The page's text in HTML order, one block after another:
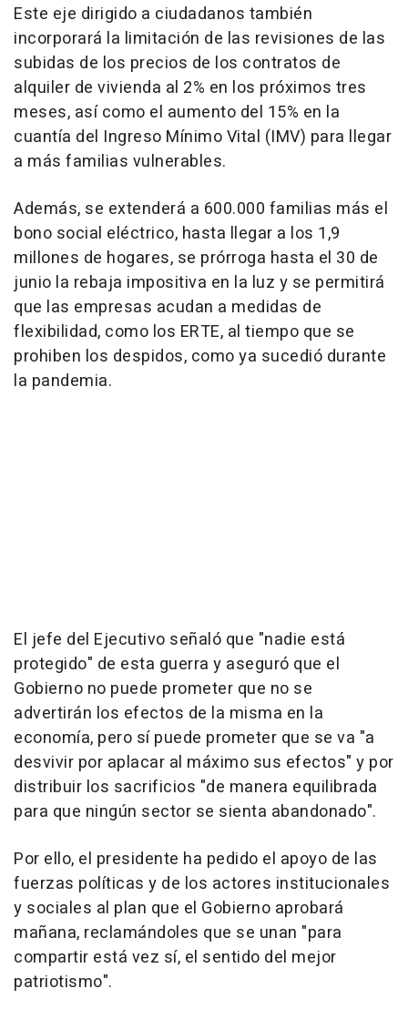
Este eje dirigido a ciudadanos también
incorporará la limitación de las revisiones de las
subidas de los precios de los contratos de
alquiler de vivienda al 2% en los próximos tres
meses, así como el aumento del 15% en la
cuantía del Ingreso Mínimo Vital (IMV) para llegar
a más familias vulnerables.
Además, se extenderá a 600.000 familias más el
bono social eléctrico, hasta llegar a los 1,9
millones de hogares, se prórroga hasta el 30 de
junio la rebaja impositiva en la luz y se permitirá
que las empresas acudan a medidas de
flexibilidad, como los ERTE, al tiempo que se
prohiben los despidos, como ya sucedió durante
la pandemia.
El jefe del Ejecutivo señaló que "nadie está
protegido" de esta guerra y aseguró que el
Gobierno no puede prometer que no se
advertirán los efectos de la misma en la
economía, pero sí puede prometer que se va "a
desvivir por aplacar al máximo sus efectos" y por
distribuir los sacrificios "de manera equilibrada
para que ningún sector se sienta abandonado".
Por ello, el presidente ha pedido el apoyo de las
fuerzas políticas y de los actores institucionales
y sociales al plan que el Gobierno aprobará
mañana, reclamándoles que se unan "para
compartir está vez sí, el sentido del mejor
patriotismo".